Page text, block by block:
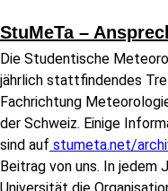
StuMeTa –
Die Studentische
jährlich stattfindendes
Fachrichtung
der Schweiz. Einige
sind auf stumeta.net/
Beitrag von uns. In jedem